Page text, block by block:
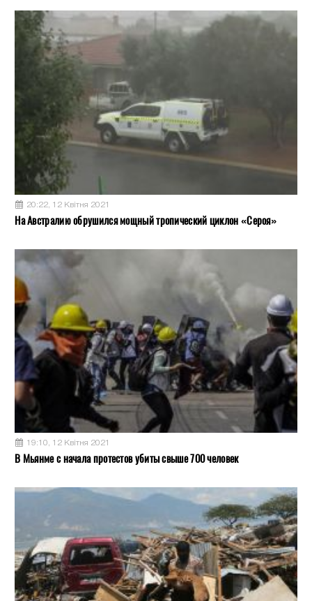
20:22, 12 Квітня 2021
На Австралию обрушился мощный тропический циклон «Сероя»
19:10, 12 Квітня 2021
В Мьянме с начала протестов убиты свыше 700 человек